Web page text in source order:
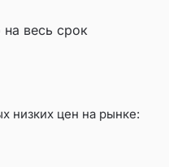
весь срок
низких цен на рынке: